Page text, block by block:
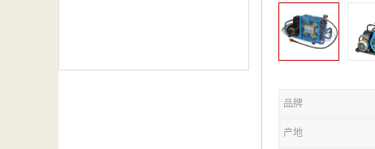
品牌
产地